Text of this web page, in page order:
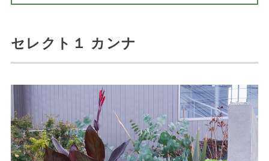
セレクト１ カンナ